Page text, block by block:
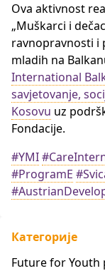
Ova aktivnost
„Muškarci i
ravnopravnosti i
mladih na
International
savjetovanje,
Kosovu uz
Fondacije.
#YMI
#ProgramE
Категорије
Future for Youth